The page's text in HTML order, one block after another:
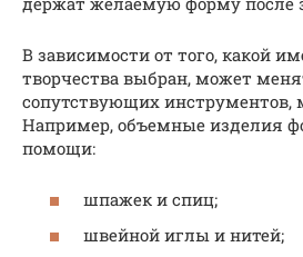
В зависимости от того, какой
творчества выбран, может
сопутствующих инструментов,
Например, объемные изделия
помощи:
шпажек и спиц;
швейной иглы и нитей;